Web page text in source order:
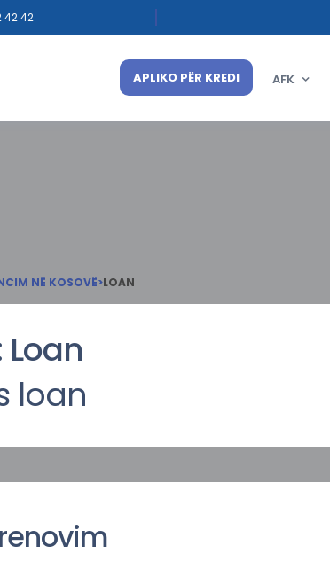
42 42
APLIKO PËR KREDI AFK
NË KOSOVË>LOAN
Loan
loan